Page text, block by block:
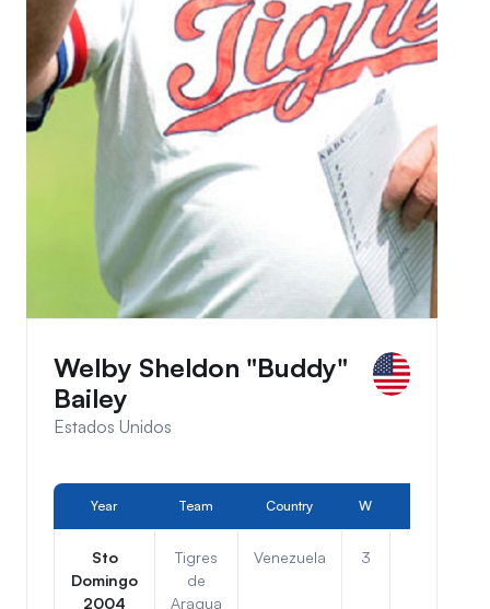
Welby Sheldon "Buddy"
Bailey
Estados Unidos
Year Team Country W
Sto
Domingo
2004
Tigres
de
Aragua
Venezuela 3